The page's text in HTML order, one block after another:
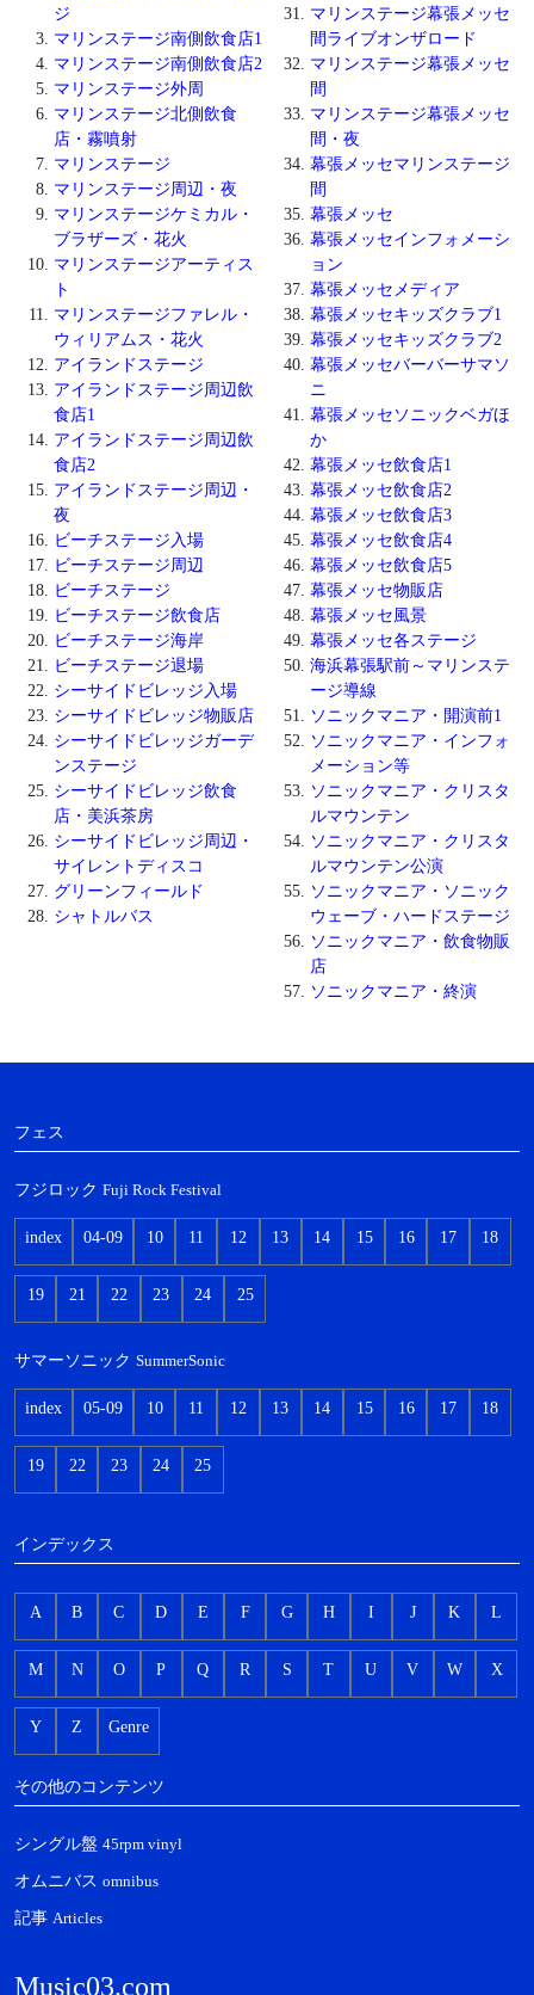
ジ
マリンステージ南側飲食店1
マリンステージ南側飲食店2
マリンステージ外周
マリンステージ北側飲食
店・霧噴射
マリンステージ
マリンステージ周辺・夜
マリンステージケミカル・
ブラザーズ・花火
マリンステージアーティス
ト
マリンステージファレル・
ウィリアムス・花火
アイランドステージ
アイランドステージ周辺飲
食店1
アイランドステージ周辺飲
食店2
アイランドステージ周辺・
夜
ビーチステージ入場
ビーチステージ周辺
ビーチステージ
ビーチステージ飲食店
ビーチステージ海岸
ビーチステージ退場
シーサイドビレッジ入場
シーサイドビレッジ物販店
シーサイドビレッジガーデ
ンステージ
シーサイドビレッジ飲食
店・美浜茶房
シーサイドビレッジ周辺・
サイレントディスコ
グリーンフィールド
シャトルバス
マリンステージ幕張メッセ
間ライブオンザロード
マリンステージ幕張メッセ
間
マリンステージ幕張メッセ
間・夜
幕張メッセマリンステージ
間
幕張メッセ
幕張メッセインフォメーシ
ョン
幕張メッセメディア
幕張メッセキッズクラブ1
幕張メッセキッズクラブ2
幕張メッセバーバーサマソ
ニ
幕張メッセソニックベガほ
か
幕張メッセ飲食店1
幕張メッセ飲食店2
幕張メッセ飲食店3
幕張メッセ飲食店4
幕張メッセ飲食店5
幕張メッセ物販店
幕張メッセ風景
幕張メッセ各ステージ
海浜幕張駅前～マリンステ
ージ導線
ソニックマニア・開演前1
ソニックマニア・インフォ
メーション等
ソニックマニア・クリスタ
ルマウンテン
ソニックマニア・クリスタ
ルマウンテン公演
ソニックマニア・ソニック
ウェーブ・ハードステージ
ソニックマニア・飲食物販
店
ソニックマニア・終演
フェス
フジロック Fuji Rock Festival
index 04-09 10 11 12 13 14 15 16 17 18
19 21 22 23 24 25
サマーソニック SummerSonic
index 05-09 10 11 12 13 14 15 16 17 18
19 22 23 24 25
インデックス
A B C D E F G H I J K L
M N O P Q R S T U V W X
Y Z Genre
その他のコンテンツ
シングル盤 45rpm vinyl
オムニバス omnibus
記事 Articles
Music03.com